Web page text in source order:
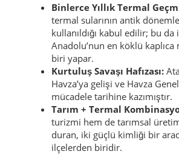
Binlerce Yıllık Termal
termal sularının antik
kullanıldığı kabul edilir; bu da
Anadolu’nun en köklü
biri yapar.
Kurtuluş Savaşı Hafızası:
Havza’ya gelişi ve Havza
mücadele tarihine kazımıştır.
Tarım + Termal
turizmi hem de tarımsal
duran, iki güçlü kimliği bir
ilçelerden biridir.